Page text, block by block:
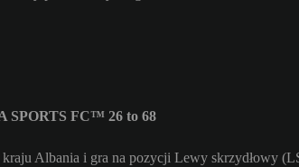
SPORTS FC™ 26 to 68
Albania i gra na pozycji Lewy skrzydłowy